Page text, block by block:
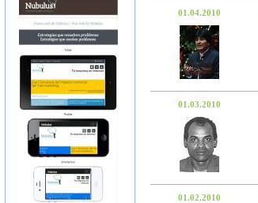
01.04.2010
01.03.2010
01.02.2010